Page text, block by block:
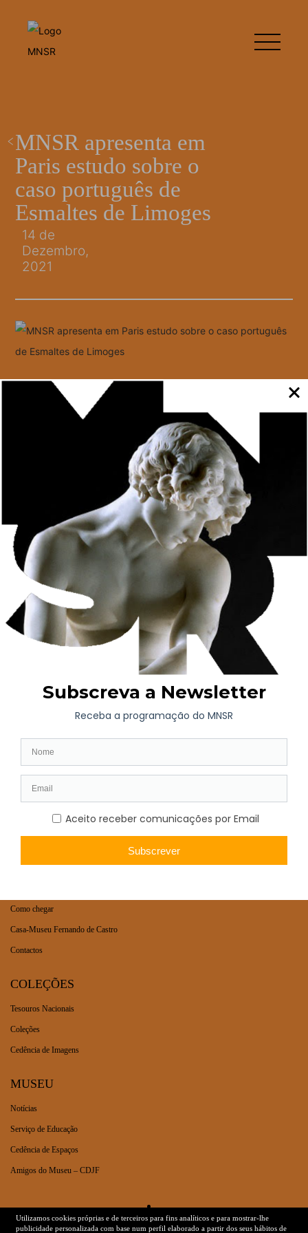
MNSR apresenta em
Paris estudo sobre o
caso português de
Esmaltes de Limoges
14 de
Dezembro,
2021
No âmbito das jornadas dedicadas aos esmaltes medievais, e
coorganizadas pelo Institut national d’histoire de l’art e pelo
Museu do Louvre, o MNSR apresenta em Paris o estudo sobre
a presença em Portugal de esmaltes artísticos medievais de
Limoges. No encontro, Ana Paula Machado, gestora de coleção
do MNSR, partilha com diferentes investigadores internacionais
estudos sobre como se realizava o comércio destas peças, como
foram preservadas e como se tornaram peças de coleções
particulares dispersas em todo o país. Importantes exemplares
dos esmaltes de Limoges chegaram já no final do século XIX e
início do século XX às coleções dos museus.
AGENDA
Exposição de Longa Duração
Programação Atual
VISITA
Como chegar
Casa-Museu Fernando de Castro
Contactos
COLEÇÕES
Tesouros Nacionais
Coleções
Cedência de Imagens
MUSEU
Notícias
Serviço de Educação
Cedência de Espaços
Amigos do Museu – CDJF
Dados Legais Ficha Técnica
Utilizamos cookies próprias e de terceiros para fins analíticos e para mostrar-lhe
publicidade personalizada com base num perfil elaborado a partir dos seus hábitos de